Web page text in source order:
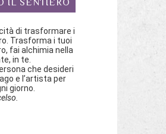
IL SENTIERO
di trasformare i
Trasforma i tuoi
fai alchimia nella
in te.
che desideri
e l’artista per
giorno.